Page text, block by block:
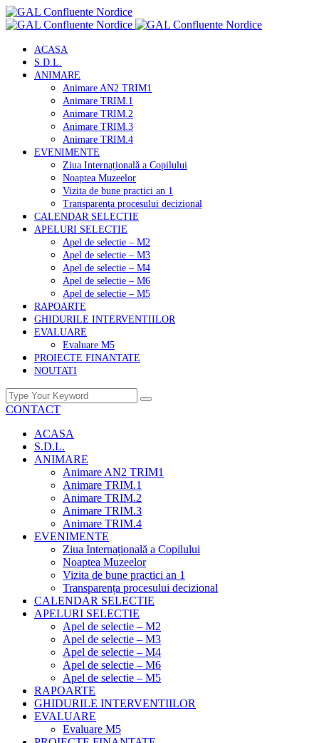
ACASA
S.D.L.
ANIMARE
Animare AN2 TRIM1
Animare TRIM.1
Animare TRIM.2
Animare TRIM.3
Animare TRIM.4
EVENIMENTE
Ziua Internațională a Copilului
Noaptea Muzeelor
Vizita de bune practici an 1
Transparența procesului decizional
CALENDAR SELECTIE
APELURI SELECTIE
Apel de selectie – M2
Apel de selectie – M3
Apel de selectie – M4
Apel de selectie – M6
Apel de selectie – M5
RAPOARTE
GHIDURILE INTERVENTIILOR
EVALUARE
Evaluare M5
PROIECTE FINANTATE
NOUTATI
CONTACT
ACASA
S.D.L.
ANIMARE
Animare AN2 TRIM1
Animare TRIM.1
Animare TRIM.2
Animare TRIM.3
Animare TRIM.4
EVENIMENTE
Ziua Internațională a Copilului
Noaptea Muzeelor
Vizita de bune practici an 1
Transparența procesului decizional
CALENDAR SELECTIE
APELURI SELECTIE
Apel de selectie – M2
Apel de selectie – M3
Apel de selectie – M4
Apel de selectie – M6
Apel de selectie – M5
RAPOARTE
GHIDURILE INTERVENTIILOR
EVALUARE
Evaluare M5